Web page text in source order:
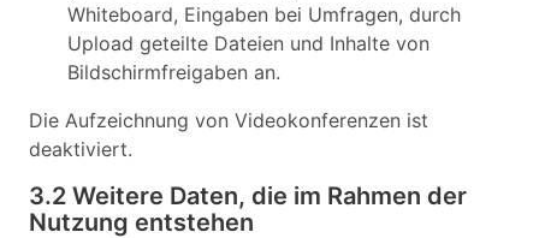
Whiteboard, Eingaben bei Umfragen, durch
Upload geteilte Dateien und Inhalte von
Bildschirmfreigaben an.
Die Aufzeichnung von Videokonferenzen ist
deaktiviert.
3.2 Weitere Daten, die im Rahmen der
Nutzung entstehen